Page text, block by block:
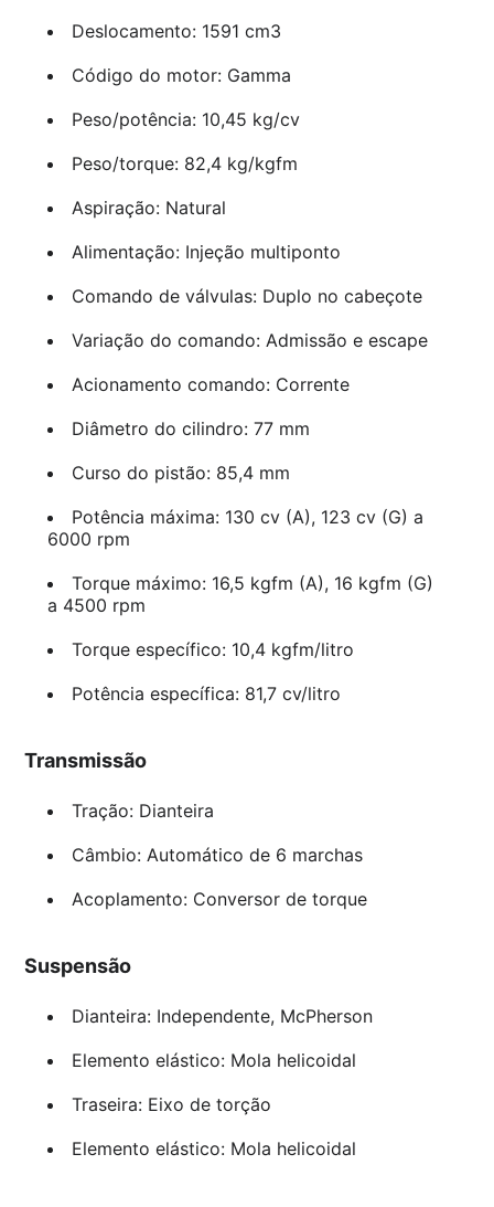
Deslocamento: 1591 cm3
Código do motor: Gamma
Peso/potência: 10,45 kg/cv
Peso/torque: 82,4 kg/kgfm
Aspiração: Natural
Alimentação: Injeção multiponto
Comando de válvulas: Duplo no cabeçote
Variação do comando: Admissão e escape
Acionamento comando: Corrente
Diâmetro do cilindro: 77 mm
Curso do pistão: 85,4 mm
Potência máxima: 130 cv (A), 123 cv (G) a
6000 rpm
Torque máximo: 16,5 kgfm (A), 16 kgfm (G)
a 4500 rpm
Torque específico: 10,4 kgfm/litro
Potência específica: 81,7 cv/litro
Transmissão
Tração: Dianteira
Câmbio: Automático de 6 marchas
Acoplamento: Conversor de torque
Suspensão
Dianteira: Independente, McPherson
Elemento elástico: Mola helicoidal
Traseira: Eixo de torção
Elemento elástico: Mola helicoidal